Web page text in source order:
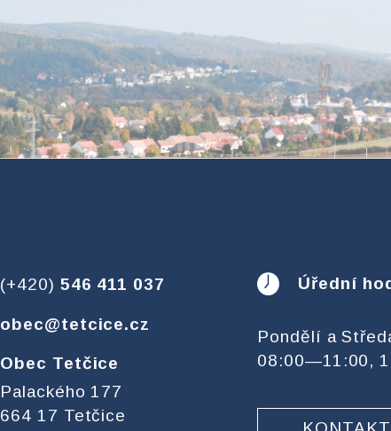
(+420) 546 411 037
obec@tetcice.cz
Obec Tetčice
Palackého 177
664 17 Tetčice
Úřední
Pondělí a
08:00—11:00,